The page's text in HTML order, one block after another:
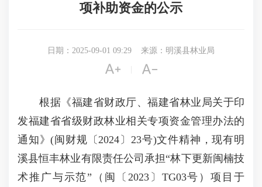
项补助资金的公示
日期：2025-09-01 09:29 来源：明溪县林业局
 
根据《福建省财政厅、福建省林业局关于印
发福建省省级财政林业相关专项资金管理办法的
通知》(闽财规〔2024〕23号)文件精神，现有明
溪县恒丰林业有限责任公司承担“林下更新闽楠技
术推广与示范”（闽〔2023〕TG03号）项目于